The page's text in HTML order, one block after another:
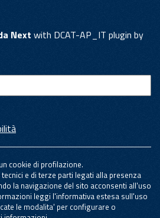
Next with DCAT-AP_IT plugin by
cookie di profilazione.
e di terze parti legati alla presenza
la navigazione del sito acconsenti all'uso
leggi l'informativa estesa sull'uso
le modalita' per configurare o